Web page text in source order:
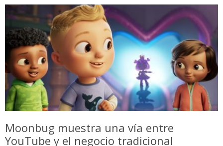
Moonbug muestra una vía entre
YouTube y el negocio tradicional